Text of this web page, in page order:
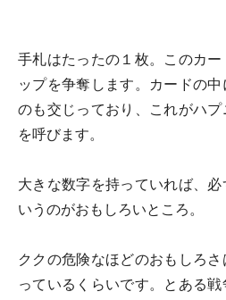
手札はたったの１枚。このカ
ップを争奪します。カードの
のも交じっており、これがハ
を呼びます。
大きな数字を持っていれば、
いうのがおもしろいところ。
ククの危険なほどのおもしろ
っているくらいです。とある